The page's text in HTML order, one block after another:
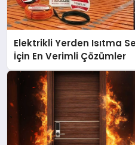
Elektrikli Yerden Isıtma
İçin En Verimli Çözümler